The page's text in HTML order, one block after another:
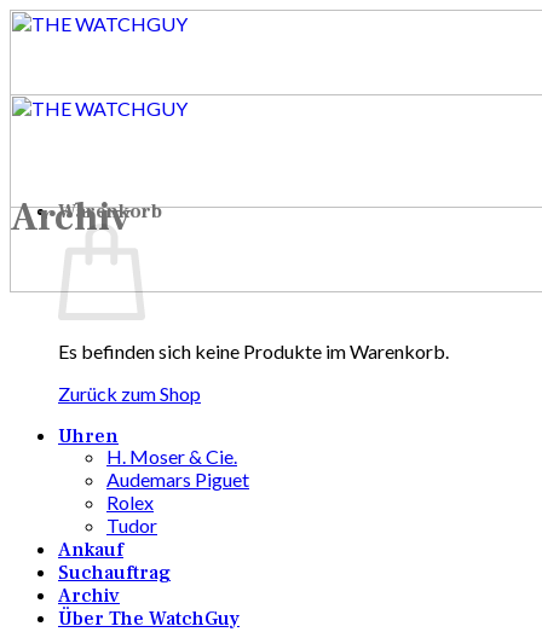
Zum
Warenkorb
Es befinden sich keine Produkte im Warenkorb.
Zurück zum Shop
Uhren
H. Moser & Cie.
Audemars Piguet
Rolex
Tudor
Ankauf
Suchauftrag
Archiv
Über The WatchGuy
Archiv